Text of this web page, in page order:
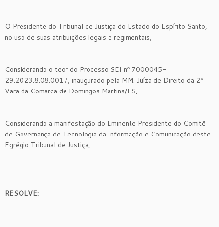
O Presidente do Tribunal de Justiça do Estado do Espírito Santo,
no uso de suas atribuições legais e regimentais,
Considerando o teor do Processo SEI nº 7000045-
29.2023.8.08.0017, inaugurado pela MM. Juíza de Direito da 2ª
Vara da Comarca de Domingos Martins/ES,
Considerando a manifestação do Eminente Presidente do Comitê
de Governança de Tecnologia da Informação e Comunicação deste
Egrégio Tribunal de Justiça,
RESOLVE: